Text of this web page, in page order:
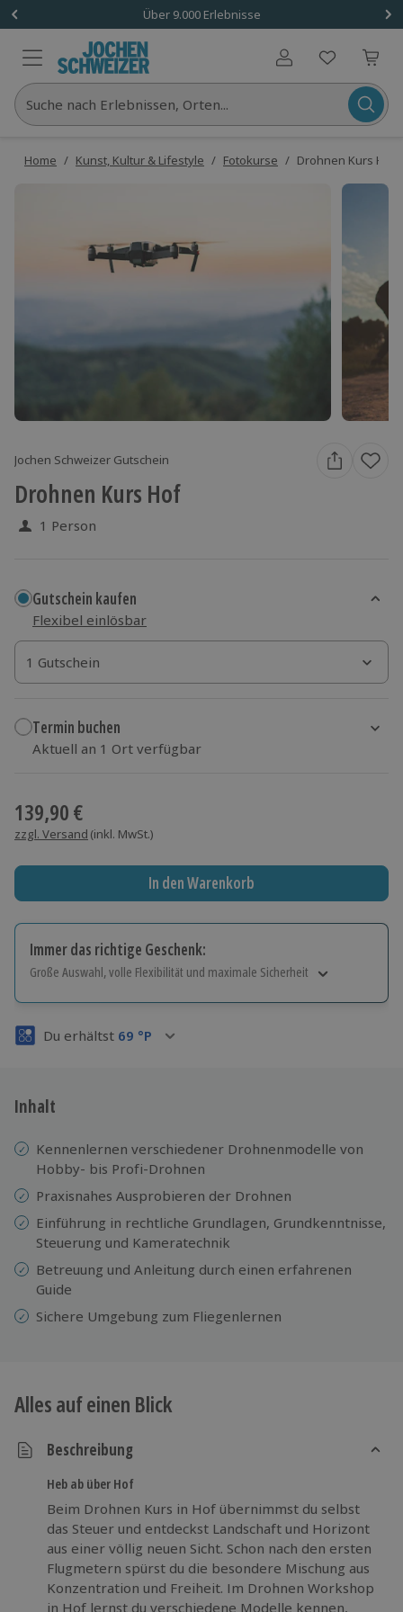
Über 9.000 Erlebnisse
Benutzerkonto
Suche nach Erlebnissen, Orten...
Home / Kunst, Kultur & Lifestyle / Fotokurse / Drohnen Kurs Hof
Jochen Schweizer Gutschein
Drohnen Kurs Hof
1 Person
Gutschein kaufen
Flexibel einlösbar
1 Gutschein
1 Gutschein
1 Gutschein
Termin buchen
Aktuell an 1 Ort verfügbar
139,90 €
zzgl. Versand (inkl. MwSt.)
In den Warenkorb
Immer das richtige Geschenk:
Große Auswahl, volle Flexibilität und maximale Sicherheit
Volle Flexibilität
3 Jahre gültig & verlängerbar.
Du erhältst 69 °P
Inhalt
Kennenlernen verschiedener Drohnenmodelle von
Hobby- bis Profi-Drohnen
Praxisnahes Ausprobieren der Drohnen
Einführung in rechtliche Grundlagen, Grundkenntnisse,
Steuerung und Kameratechnik
Betreuung und Anleitung durch einen erfahrenen
Guide
Sichere Umgebung zum Fliegenlernen
Alles auf einen Blick
Beschreibung
Heb ab über Hof
Beim Drohnen Kurs in Hof übernimmst du selbst
das Steuer und entdeckst Landschaft und Horizont
aus einer völlig neuen Sicht. Schon nach den ersten
Flugmetern spürst du die besondere Mischung aus
Konzentration und Freiheit. Im Drohnen Workshop
in Hof lernst du verschiedene Modelle kennen,